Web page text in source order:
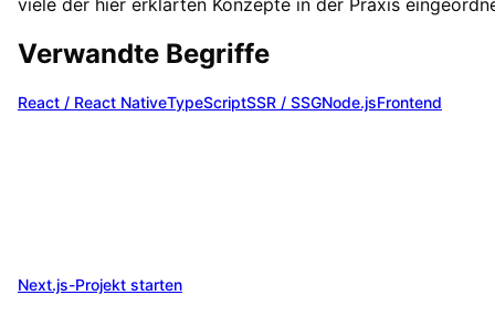
viele der hier erklärten Konzepte in der Praxis
Verwandte Begriffe
React / React NativeTypeScriptSSR / SSGNode.jsFrontend
Next.js-Projekt starten